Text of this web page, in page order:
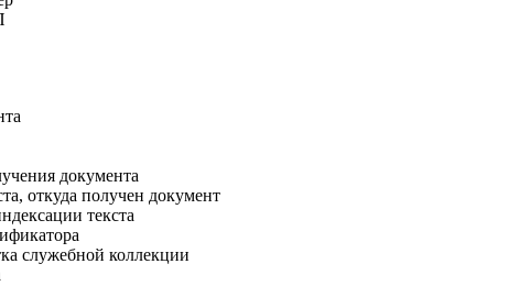
документа
откуда получен документ
текста
служебной коллекции